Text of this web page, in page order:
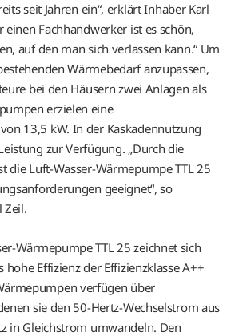
seit Jahren ein“, erklärt Inhaber Karl
einen Fachhandwerker ist es schön,
auf den man sich verlassen kann.“ Um
Wärmebedarf anzupassen,
bei den Häusern zwei Anlagen als
erzielen eine
13,5 kW. In der Kaskadennutzung
zur Verfügung. „Durch die
die Luft-Wasser-Wärmepumpe TTL 25
geeignet“, so
Zeil.
Wärmepumpe TTL 25 zeichnet sich
Effizienz der Effizienzklasse A++
verfügen über
sie den 50-Hertz-Wechselstrom aus
in Gleichstrom umwandeln. Den